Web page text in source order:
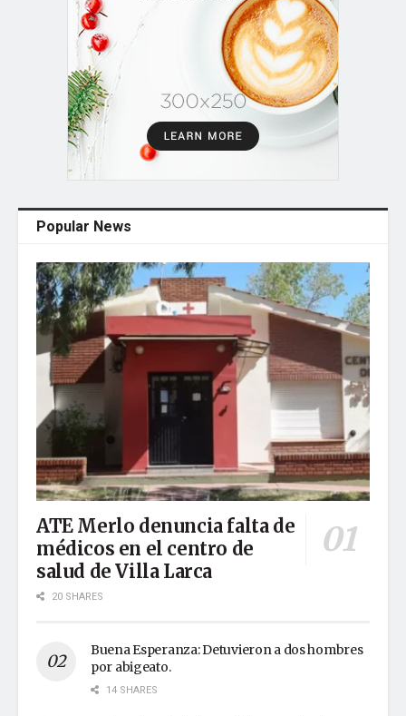
Popular News
ATE Merlo denuncia falta de
médicos en el centro de
salud de Villa Larca
20 SHARES
Buena Esperanza: Detuvieron a dos hombres
por abigeato.
14 SHARES